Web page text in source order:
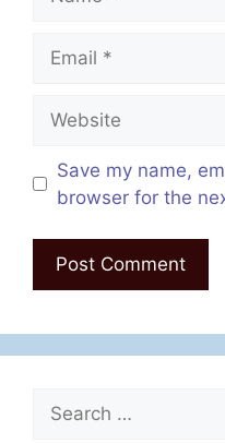
Save my name,
browser for the
Search
for: